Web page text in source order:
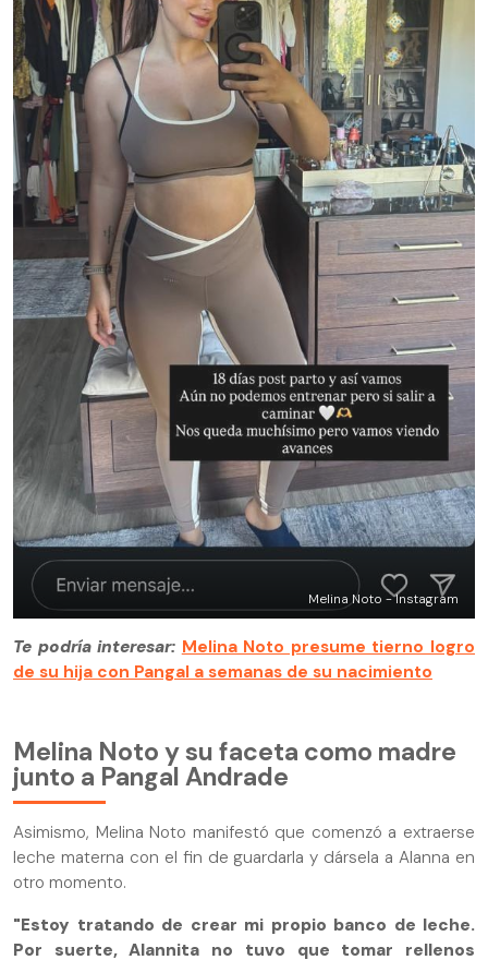
Melina Noto - Instagram
Te podría interesar: Melina Noto presume tierno logro
de su hija con Pangal a semanas de su nacimiento
Melina Noto y su faceta como madre
junto a Pangal Andrade
Asimismo, Melina Noto manifestó que comenzó a extraerse
leche materna con el fin de guardarla y dársela a Alanna en
otro momento.
"Estoy tratando de crear mi propio banco de leche.
Por suerte, Alannita no tuvo que tomar rellenos